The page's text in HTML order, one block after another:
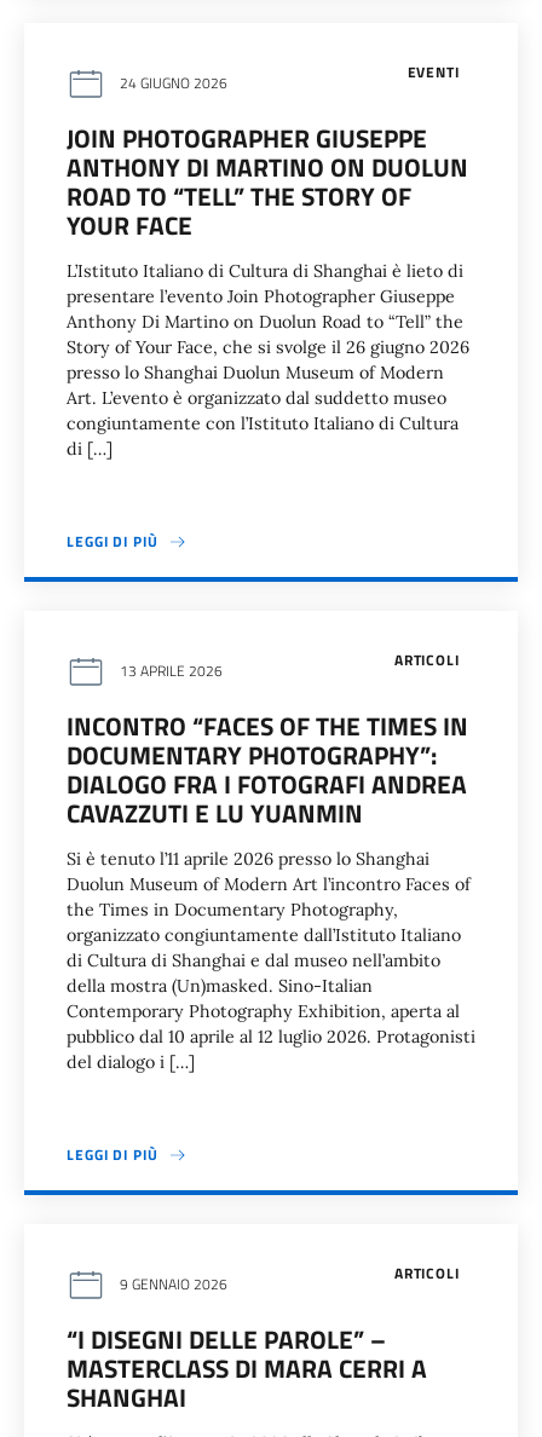
EVENTI
24 GIUGNO 2026
JOIN PHOTOGRAPHER GIUSEPPE
ANTHONY DI MARTINO ON DUOLUN
ROAD TO “TELL” THE STORY OF
YOUR FACE
L’Istituto Italiano di Cultura di Shanghai è lieto di
presentare l’evento Join Photographer Giuseppe
Anthony Di Martino on Duolun Road to “Tell” the
Story of Your Face, che si svolge il 26 giugno 2026
presso lo Shanghai Duolun Museum of Modern
Art. L’evento è organizzato dal suddetto museo
congiuntamente con l’Istituto Italiano di Cultura
di […]
LEGGI DI PIÙ
ARTICOLI
13 APRILE 2026
INCONTRO “FACES OF THE TIMES IN
DOCUMENTARY PHOTOGRAPHY”:
DIALOGO FRA I FOTOGRAFI ANDREA
CAVAZZUTI E LU YUANMIN
Si è tenuto l’11 aprile 2026 presso lo Shanghai
Duolun Museum of Modern Art l’incontro Faces of
the Times in Documentary Photography,
organizzato congiuntamente dall’Istituto Italiano
di Cultura di Shanghai e dal museo nell’ambito
della mostra (Un)masked. Sino-Italian
Contemporary Photography Exhibition, aperta al
pubblico dal 10 aprile al 12 luglio 2026. Protagonisti
del dialogo i […]
LEGGI DI PIÙ
ARTICOLI
9 GENNAIO 2026
“I DISEGNI DELLE PAROLE” –
MASTERCLASS DI MARA CERRI A
SHANGHAI